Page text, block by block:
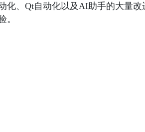
化、Qt自动化以及AI助手的大量改
。